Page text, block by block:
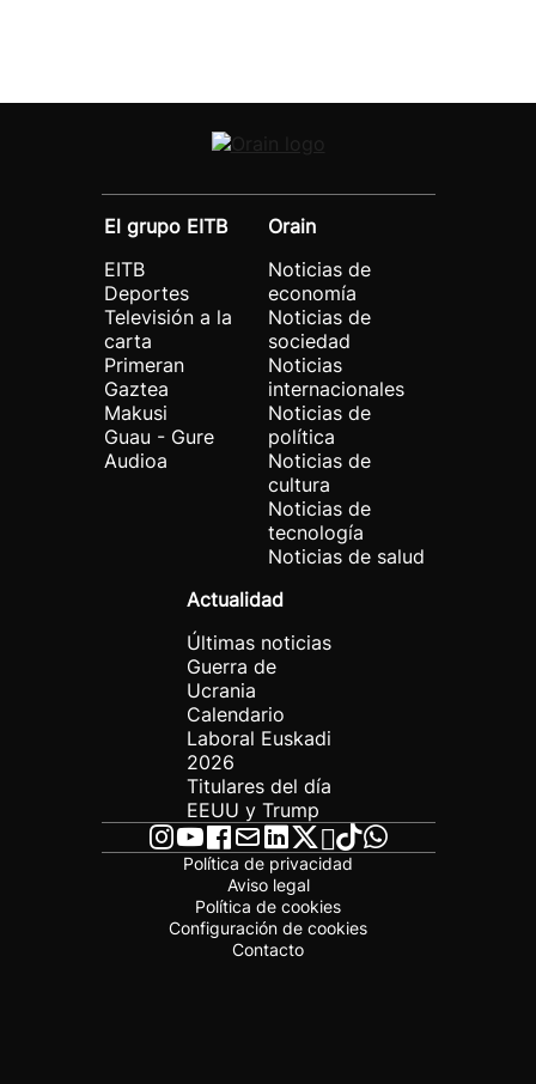
El grupo EITB
EITB
Deportes
Televisión a la
carta
Primeran
Gaztea
Makusi
Guau - Gure
Audioa
Orain
Noticias de
economía
Noticias de
sociedad
Noticias
internacionales
Noticias de
política
Noticias de
cultura
Noticias de
tecnología
Noticias de salud
Actualidad
Últimas noticias
Guerra de
Ucrania
Calendario
Laboral Euskadi
2026
Titulares del día
EEUU y Trump
Política de privacidad
Aviso legal
Política de cookies
Configuración de cookies
Contacto